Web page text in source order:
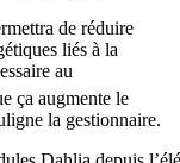
de réduire
liés à la
au
ça augmente le
la gestionnaire.